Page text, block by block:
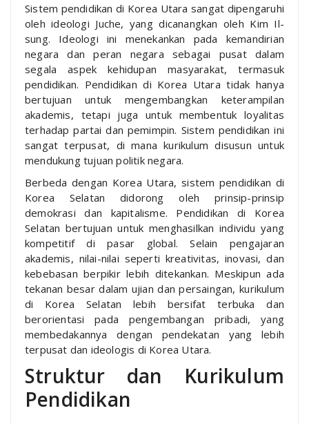
Sistem pendidikan di Korea Utara sangat dipengaruhi
oleh ideologi Juche, yang dicanangkan oleh Kim Il-
sung. Ideologi ini menekankan pada kemandirian
negara dan peran negara sebagai pusat dalam
segala aspek kehidupan masyarakat, termasuk
pendidikan. Pendidikan di Korea Utara tidak hanya
bertujuan untuk mengembangkan keterampilan
akademis, tetapi juga untuk membentuk loyalitas
terhadap partai dan pemimpin. Sistem pendidikan ini
sangat terpusat, di mana kurikulum disusun untuk
mendukung tujuan politik negara.
Berbeda dengan Korea Utara, sistem pendidikan di
Korea Selatan didorong oleh prinsip-prinsip
demokrasi dan kapitalisme. Pendidikan di Korea
Selatan bertujuan untuk menghasilkan individu yang
kompetitif di pasar global. Selain pengajaran
akademis, nilai-nilai seperti kreativitas, inovasi, dan
kebebasan berpikir lebih ditekankan. Meskipun ada
tekanan besar dalam ujian dan persaingan, kurikulum
di Korea Selatan lebih bersifat terbuka dan
berorientasi pada pengembangan pribadi, yang
membedakannya dengan pendekatan yang lebih
terpusat dan ideologis di Korea Utara.
Struktur dan Kurikulum
Pendidikan